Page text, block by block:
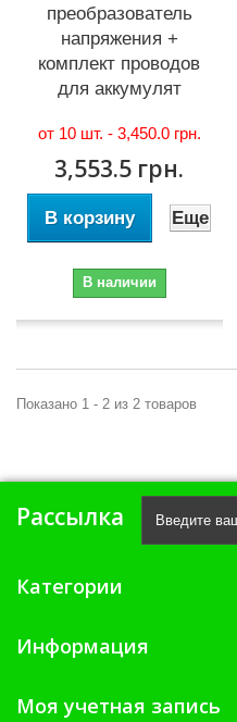
преобразователь
напряжения +
комплект проводов
для аккумулят
от 10 шт. - 3,450.0 грн.
3,553.5 грн.
В корзину Еще
В наличии
Показано 1 - 2 из 2 товаров
Рассылка
Категории
Информация
Моя учетная запись